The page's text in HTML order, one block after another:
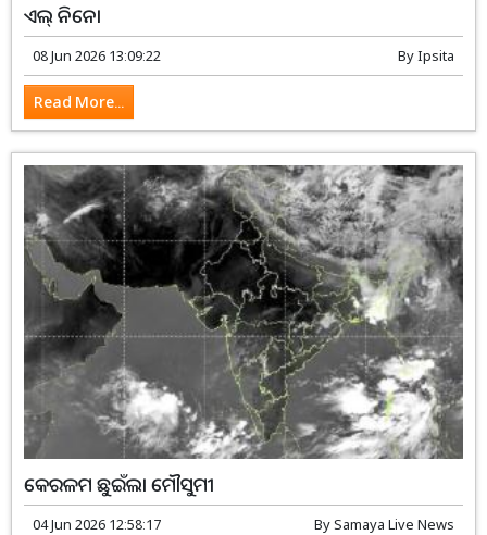
ଏଲ୍ ନିନୋ
08 Jun 2026 13:09:22 ByIpsita
Read More...
କେରଳମ ଛୁଇଁଲା ମୌସୁମୀ
04 Jun 2026 12:58:17 BySamaya Live News